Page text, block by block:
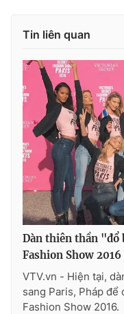
Tin liên quan
Dàn thiên thần "đổ
Fashion Show 2016
VTV.vn - Hiện tại,
sang Paris, Pháp
Fashion Show 2016.